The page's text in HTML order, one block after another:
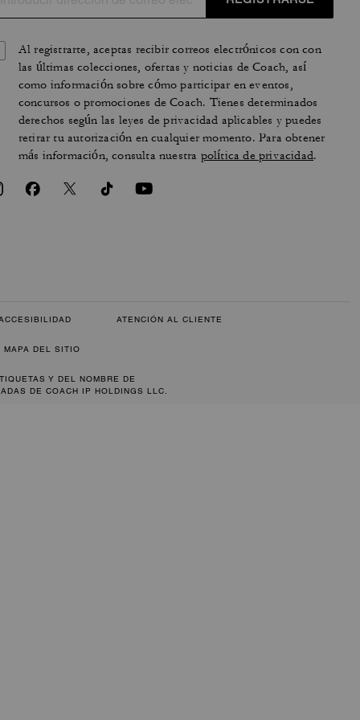
Al registrarte, aceptas recibir correos electrónicos con con
las últimas colecciones, ofertas y noticias de Coach, así
como información sobre cómo participar en eventos,
concursos o promociones de Coach. Tienes determinados
derechos según las leyes de privacidad aplicables y puedes
retirar tu autorización en cualquier momento. Para obtener
más información, consulta nuestra política de privacidad.
ATENCIÓN AL CLIENTE
MAPA DEL SITIO
Y DEL NOMBRE DE
DE COACH IP HOLDINGS LLC.